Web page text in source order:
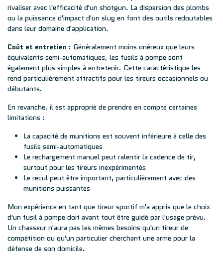
rivaliser avec l'efficacité d'un shotgun. La dispersion des plombs
ou la puissance d'impact d'un slug en font des outils redoutables
dans leur domaine d'application.
Coût et entretien : Généralement moins onéreux que leurs
équivalents semi-automatiques, les fusils à pompe sont
également plus simples à entretenir. Cette caractéristique les
rend particulièrement attractifs pour les tireurs occasionnels ou
débutants.
En revanche, il est approprié de prendre en compte certaines
limitations :
La capacité de munitions est souvent inférieure à celle des
fusils semi-automatiques
Le rechargement manuel peut ralentir la cadence de tir,
surtout pour les tireurs inexpérimentés
Le recul peut être important, particulièrement avec des
munitions puissantes
Mon expérience en tant que tireur sportif m'a appris que le choix
d'un fusil à pompe doit avant tout être guidé par l'usage prévu.
Un chasseur n'aura pas les mêmes besoins qu'un tireur de
compétition ou qu'un particulier cherchant une arme pour la
défense de son domicile.